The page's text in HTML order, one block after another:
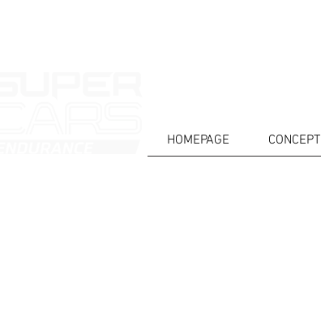
HOMEPAGE